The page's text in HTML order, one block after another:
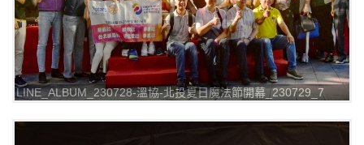
LINE_ALBUM_230728-溫協-北投夏日魔法節開幕_230729_7